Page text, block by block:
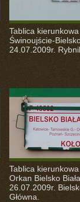
Tablica
Świnoujście-
24.07.2009r.
Tablica
Orkan Bielsko
26.07.2009r.
Główna.